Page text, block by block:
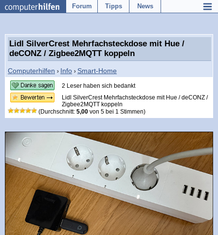
Forum Tipps News
Lidl SilverCrest Mehrfachsteckdose mit Hue /
deCONZ / Zigbee2MQTT koppeln
Computerhilfen › Info › Smart-Home
2 Leser haben sich bedankt
Lidl SilverCrest Mehrfachsteckdose mit Hue / deCONZ /
Zigbee2MQTT koppeln
(Durchschnitt: 5,00 von 5 bei 1 Stimmen)